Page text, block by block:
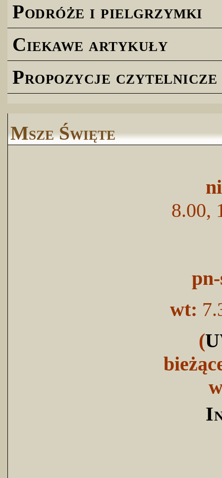
Podróże i pielgrzymki
Ciekawe artykuły
Propozycje czytelnicze
Msze Święte
8.00,
wt:
(